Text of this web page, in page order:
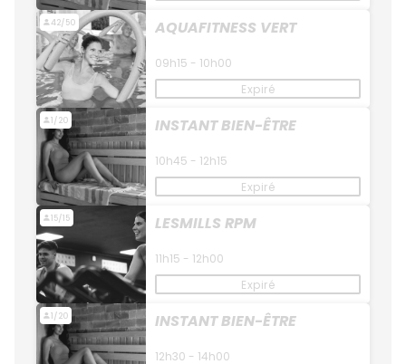
42/50 AQUAFITNESS VERT
09h15 - 10h00
Expiré
1/20 INSTANT BIEN-ÊTRE
10h45 - 12h15
Expiré
15/15 LESMILLS RPM
11h15 - 12h00
Expiré
1/20 INSTANT BIEN-ÊTRE
12h30 - 14h00